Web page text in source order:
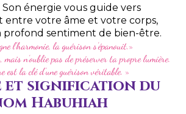
Son énergie vous guide vers
entre votre âme et votre corps,
profond sentiment de bien-être.
l’harmonie, la guérison s’épanouit.»
mais n’oublie pas de préserver ta propre lumière.
est la clé d’une guérison véritable. »
et signification du
Habuhiah